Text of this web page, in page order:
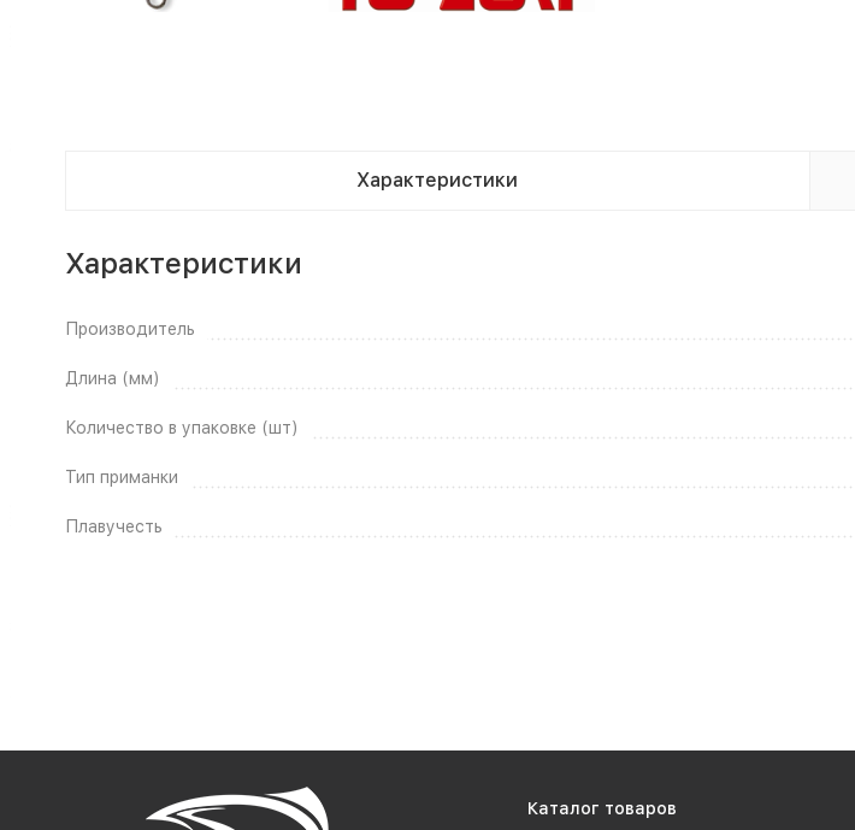
Характеристики
Характеристики
Производитель
Длина (мм)
Количество в упаковке (шт)
Тип приманки
Плавучесть
Каталог товаров